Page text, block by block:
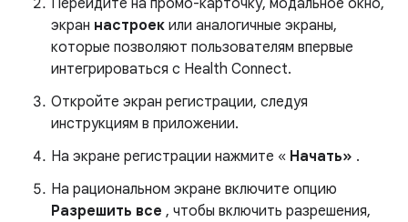
Перейдите на промо-карточку, модальное окно,
экран настроек или аналогичные экраны,
которые позволяют пользователям впервые
интегрироваться с Health Connect.
Откройте экран регистрации, следуя
инструкциям в приложении.
На экране регистрации нажмите « Начать» .
На рациональном экране включите опцию
Разрешить все , чтобы включить разрешения,